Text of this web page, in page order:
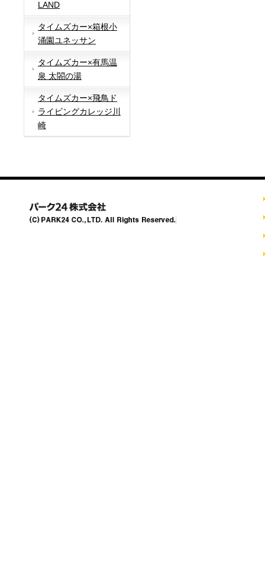
LAND
タイムズカー×箱根小
涌園ユネッサン
タイムズカー×有馬温
泉 太閤の湯
タイムズカー×飛鳥ド
ライビングカレッジ川
崎